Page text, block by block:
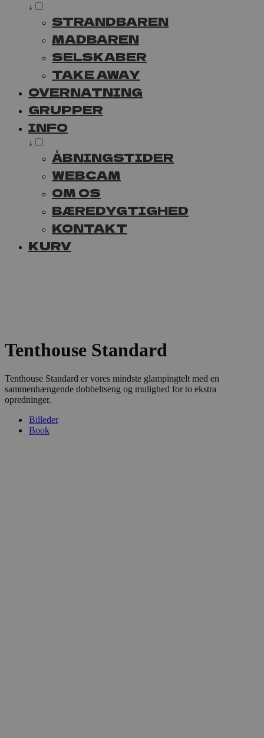
↓
STRANDBAREN
MADBAREN
SELSKABER
TAKE AWAY
OVERNATNING
GRUPPER
INFO
↓
ÅBNINGSTIDER
WEBCAM
OM OS
BÆREDYGTIGHED
KONTAKT
KURV
Tenthouse Standard
Tenthouse Standard er vores mindste glampingtelt med en
sammenhængende dobbeltseng og mulighed for to ekstra
opredninger.
Billeder
Book